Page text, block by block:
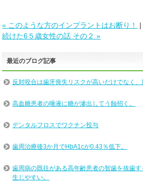
« このような方のインプラントはお断り！ |
続けた6５歳女性の話 その２ »
最近のブログ記事
反対咬合は歯牙喪失リスクが高いだけでなく
高血糖患者の唾液に糖が滲出してう蝕招く。
デンタルフロスでワクチン投与
歯周治療後3か月でHbA1cが0.43％低下。
歯周病の既往がある高年齢患者の智歯を抜歯
生じやすい。